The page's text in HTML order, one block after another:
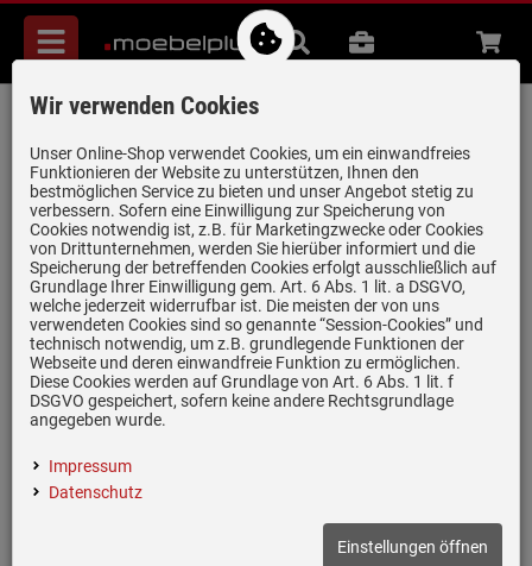
Menü
Suche
B2B Beratung
Franke Novara-Plus Glacier
Hochdruckarmatur
Artikel-Nummer:19954105 | Herstellernummer: 115.0470.658 |
EAN:7612981826536
Wir verwenden Cookies
Unser Online-Shop verwendet Cookies, um ein einwandfreies
Funktionieren der Website zu unterstützen, Ihnen den
bestmöglichen Service zu bieten und unser Angebot stetig zu
verbessern. Sofern eine Einwilligung zur Speicherung von
Cookies notwendig ist, z.B. für Marketingzwecke oder Cookies
von Drittunternehmen, werden Sie hierüber informiert und die
Speicherung der betreffenden Cookies erfolgt ausschließlich auf
Grundlage Ihrer Einwilligung gem. Art. 6 Abs. 1 lit. a DSGVO,
welche jederzeit widerrufbar ist. Die meisten der von uns
verwendeten Cookies sind so genannte “Session-Cookies” und
technisch notwendig, um z.B. grundlegende Funktionen der
Webseite und deren einwandfreie Funktion zu ermöglichen.
Diese Cookies werden auf Grundlage von Art. 6 Abs. 1 lit. f
DSGVO gespeichert, sofern keine andere Rechtsgrundlage
angegeben wurde.
Impressum
Datenschutz
Einstellungen öffnen